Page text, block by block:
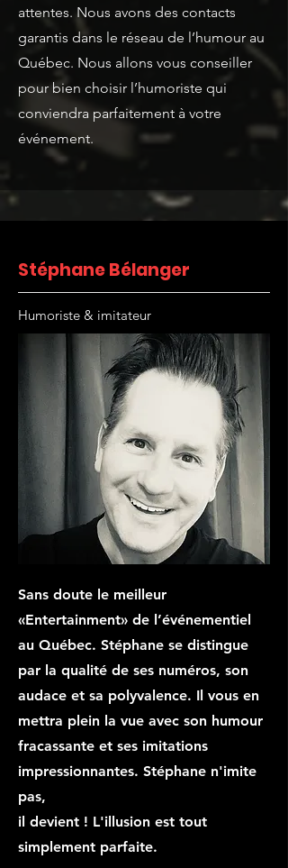
attentes. Nous avons des contacts
garantis dans le réseau de l’humour au
Québec. Nous allons vous conseiller
pour bien choisir l’humoriste qui
conviendra parfaitement à votre
événement.
Stéphane Bélanger
Humoriste & imitateur
Sans doute le meilleur
«Entertainment» de l’événementiel
au Québec. Stéphane se distingue
par la qualité de ses numéros, son
audace et sa polyvalence. Il vous en
mettra plein la vue avec son humour
fracassante et ses imitations
impressionnantes. Stéphane n'imite
pas,
il devient ! L'illusion est tout
simplement parfaite.